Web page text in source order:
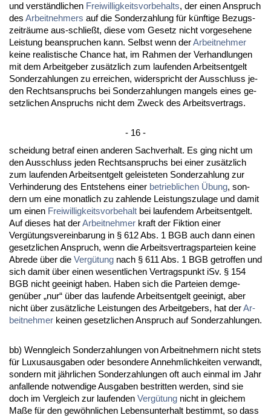
und verständ­li­chen Frei­wil­lig­keits­vor­be­halts, der ei­nen An­spruch
des Ar­beit­neh­mers auf die Son­der­zah­lung für künf­ti­ge Be­zugs­
zeiträume aus-schließt, die­se vom Ge­setz nicht vor­ge­se­he­ne
Leis­tung be­an­spru­chen kann. Selbst wenn derAr­beit­neh­mer
kei­ne rea­lis­ti­sche Chan­ce hat, im Rah­men der Ver­hand­lun­gen
mit dem Ar­beit­ge­ber zusätz­lich zum lau­fen­den Ar­beits­ent­gelt
Son­der­zah­lun­gen zu er­rei­chen, wi­der­spricht der Aus­schluss je­
den Rechts­an­spruchs bei Son­der­zah­lun­gen man­gels ei­nes ge­
setz­li­chen An­spruchs nicht dem Zweck des Ar­beits­ver­trags.
- 16 -
schei­dung be­traf ei­nen an­de­ren Sach­ver­halt. Es ging nicht um
den Aus­schluss je­den Rechts­an­spruchs bei ei­ner zusätz­lich
zum lau­fen­den Ar­beits­ent­gelt ge­leis­te­ten Son­der­zah­lung zur
Ver­hin­de­rung des Ent­ste­hens ei­ner be­trieb­li­chen Übung, son­
dern um ei­ne mo­nat­lich zu zah­len­de Leis­tungs­zu­la­ge und da­mit
um ei­nen Frei­wil­lig­keits­vor­be­halt bei lau­fen­dem Ar­beits­ent­gelt.
Auf die­ses hat derAr­beit­neh­mer kraft der Fik­ti­on ei­ner
Vergütungs­ver­ein­ba­rung in § 612 Abs. 1 BGB auch dann ei­nen
ge­setz­li­chen An­spruch, wenn die Ar­beits­ver­trags­par­tei­en kei­ne
Ab­re­de über die Vergütung nach § 611 Abs. 1 BGB ge­trof­fen und
sich da­mit über ei­nen we­sent­li­chen Ver­trags­punkt iSv. § 154
BGB nicht ge­ei­nigt ha­ben. Ha­ben sich die Par­tei­en dem­ge­
genüber „nur“ über das lau­fen­de Ar­beits­ent­gelt ge­ei­nigt, aber
nicht über zusätz­li­che Leis­tun­gen des Ar­beit­ge­bers, hat derAr­
beit­neh­mer kei­nen ge­setz­li­chen An­spruch auf Son­der­zah­lun­gen.
bb) Wenn­gleich Son­der­zah­lun­gen von Ar­beit­neh­mern nicht stets
für Lu­xus­aus­ga­ben oder be­son­de­re An­nehm­lich­kei­ten ver­wandt,
son­dern mit jähr­li­chen Son­der­zah­lun­gen oft auch ein­mal im Jahr
an­fal­len­de not­wen­di­ge Aus­ga­ben be­strit­ten wer­den, sind sie
doch im Ver­gleich zur lau­fen­den Vergütung nicht in glei­chem
Maße für den gewöhn­li­chen Le­bens­un­ter­halt be­stimmt, so dass